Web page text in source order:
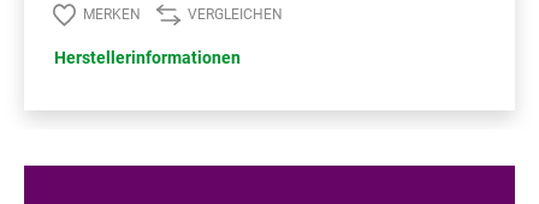
MERKEN VERGLEICHEN
Herstellerinformationen